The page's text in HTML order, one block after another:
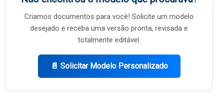
Criamos documentos para você! Solicite um modelo
desejado e receba uma versão pronta, revisada e
totalmente editável.
📄 Solicitar Modelo Personalizado